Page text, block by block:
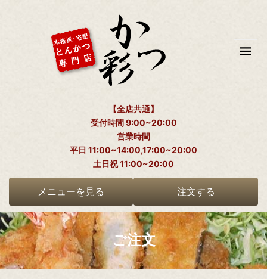
【全店共通】
受付時間 9:00~20:00
営業時間
平日 11:00~14:00,17:00~20:00
土日祝 11:00~20:00
メニューを見る 注文する
ご注文